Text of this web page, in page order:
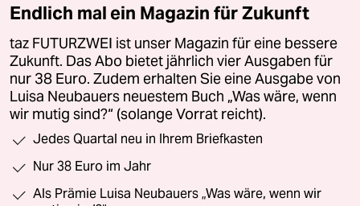
Endlich mal ein Magazin für Zukunft
taz FUTURZWEI ist unser Magazin für eine bessere
Zukunft. Das Abo bietet jährlich vier Ausgaben für
nur 38 Euro. Zudem erhalten Sie eine Ausgabe von
Luisa Neubauers neuestem Buch „Was wäre, wenn
wir mutig sind?“ (solange Vorrat reicht).
Jedes Quartal neu in Ihrem Briefkasten
Nur 38 Euro im Jahr
Als Prämie Luisa Neubauers „Was wäre, wenn wir